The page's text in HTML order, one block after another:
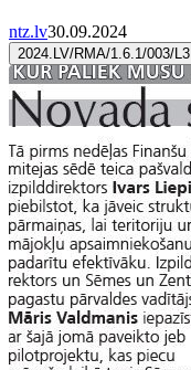
ntz.lv30.09.2024
2024.LV/RMA/1.6.1/003/L3